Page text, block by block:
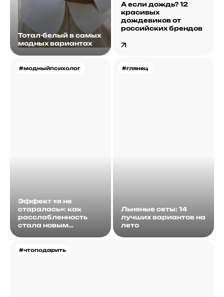
Тотал-белый в самых
модных вариантах
А если дождь? 12
красивых
дождевиков от
российских брендов
#модныйпсихолог
Эффект «я не
старалась»: как
расслабленность
стала новым
#чтоподарить
#глянец
Льняные сеты: 14
лучших вариантов на
лето